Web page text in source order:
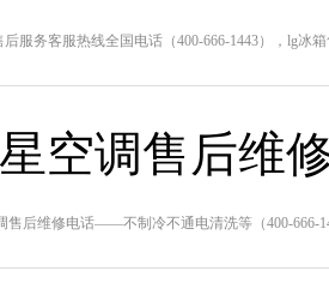
后服务客服热线全国电话（400-666-1443），lg冰
空调售后维
售后维修电话——不制冷不通电清洗等（400-666-